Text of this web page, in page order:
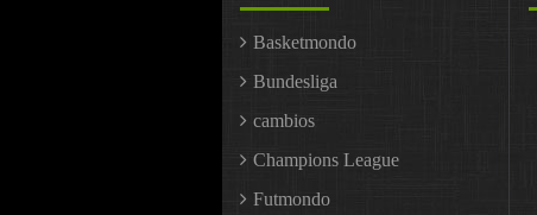
Basketmondo
Bundesliga
cambios
Champions League
Futmondo